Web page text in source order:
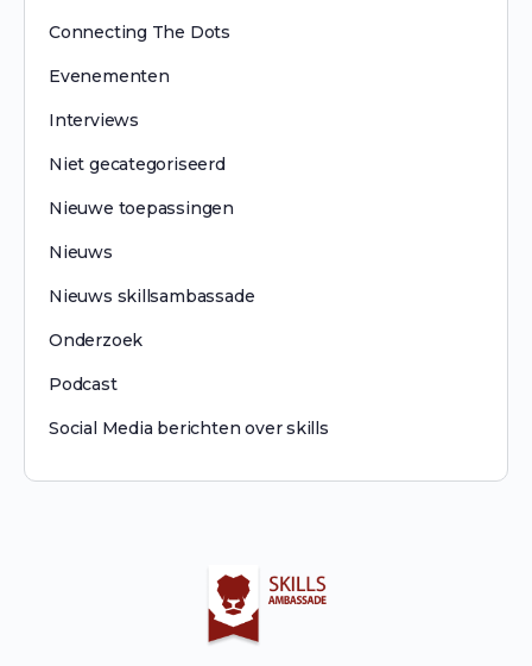
Connecting The Dots
Evenementen
Interviews
Niet gecategoriseerd
Nieuwe toepassingen
Nieuws
Nieuws skillsambassade
Onderzoek
Podcast
Social Media berichten over skills